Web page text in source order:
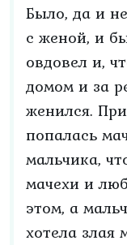
Было, да и
с женой, и
овдовел и,
домом и за
женился.
попалась
мальчика,
мачехи и
этом, а
хотела злая